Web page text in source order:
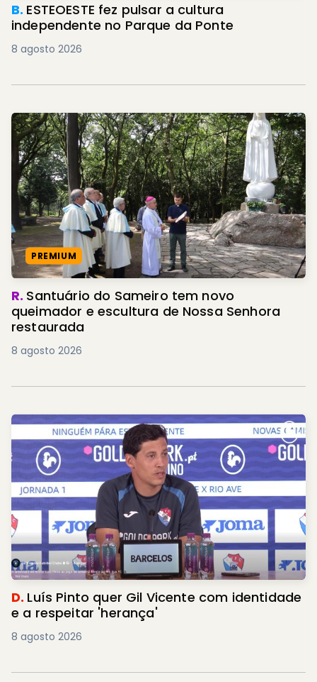
B. ESTEOESTE fez pulsar a cultura
independente no Parque da Ponte
8 agosto 2026
PREMIUM
R. Santuário do Sameiro tem novo
queimador e escultura de Nossa Senhora
restaurada
8 agosto 2026
D. Luís Pinto quer Gil Vicente com identidade
e a respeitar 'herança'
8 agosto 2026